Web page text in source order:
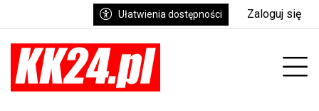
Ułatwienia dostępności Zaloguj się